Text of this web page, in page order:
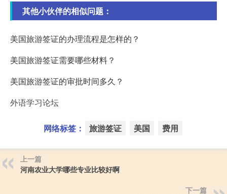
其他小伙伴的相似问题：
美国旅游签证的办理流程是怎样的？
美国旅游签证需要哪些材料？
美国旅游签证的审批时间多久？
外语学习论坛
网络标签： 旅游签证 美国 费用
上一篇
河南农业大学哪些专业比较好啊
下一篇